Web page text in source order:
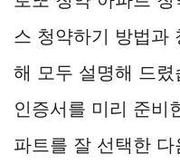
스 청약하기 방법과
해 모두 설명해 드
인증서를 미리 준비
파트를 잘 선택한